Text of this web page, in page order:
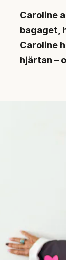
Caroline
bagaget,
Caroline
hjärtan –